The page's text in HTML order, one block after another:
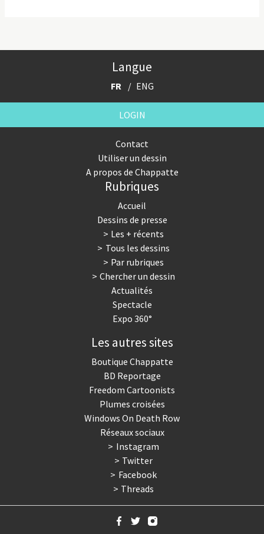
Langue
FR ENG
LOGIN
Contact
Utiliser un dessin
A propos de Chappatte
Rubriques
Accueil
Dessins de presse
Les + récents
Tous les dessins
Par rubriques
Chercher un dessin
Actualités
Spectacle
Expo 360°
Les autres sites
Boutique Chappatte
BD Reportage
Freedom Cartoonists
Plumes croisées
Windows On Death Row
Réseaux sociaux
Instagram
Twitter
Facebook
Threads